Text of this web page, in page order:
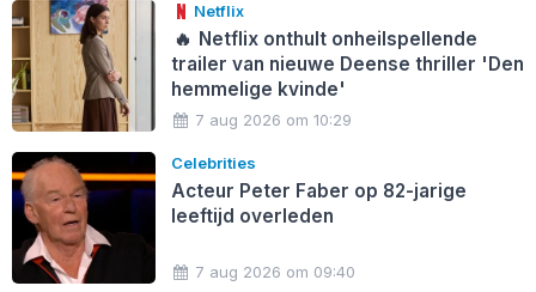
Netflix
🔥 Netflix onthult onheilspellende
trailer van nieuwe Deense thriller 'Den
hemmelige kvinde'
7 aug 2026 om 10:29
Celebrities
Acteur Peter Faber op 82-jarige
leeftijd overleden
7 aug 2026 om 09:40